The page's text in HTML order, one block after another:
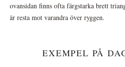
ovansidan finns ofta färgstarka brett
är resta mot varandra över ryggen.
EXEMPEL PÅ